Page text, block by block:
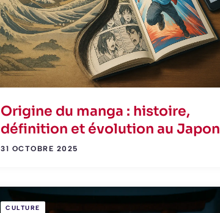
Origine du manga : histoire,
définition et évolution au Japon
31 OCTOBRE 2025
CULTURE